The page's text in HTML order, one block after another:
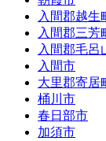
入間郡越生
入間郡三芳
入間郡毛呂
入間市
大里郡寄居
桶川市
春日部市
加須市